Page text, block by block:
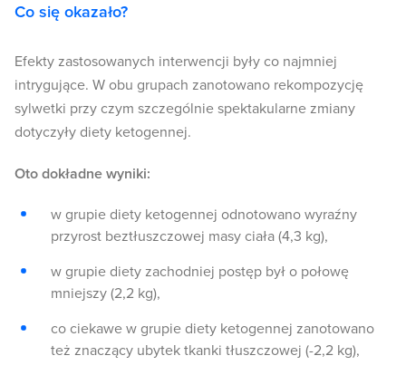
Co się okazało?
Efekty zastosowanych interwencji były co najmniej
intrygujące. W obu grupach zanotowano rekompozycję
sylwetki przy czym szczególnie spektakularne zmiany
dotyczyły diety ketogennej.
Oto dokładne wyniki:
w grupie diety ketogennej odnotowano wyraźny
przyrost beztłuszczowej masy ciała (4,3 kg),
w grupie diety zachodniej postęp był o połowę
mniejszy (2,2 kg),
co ciekawe w grupie diety ketogennej zanotowano
też znaczący ubytek tkanki tłuszczowej (-2,2 kg),